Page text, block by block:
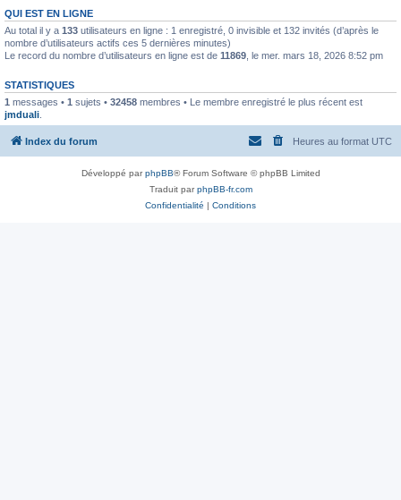
QUI EST EN LIGNE
Au total il y a 133 utilisateurs en ligne : 1 enregistré, 0 invisible et 132 invités (d’après le
nombre d’utilisateurs actifs ces 5 dernières minutes)
Le record du nombre d’utilisateurs en ligne est de 11869 , le mer. mars 18, 2026 8:52 pm
STATISTIQUES
1 messages • 1 sujets • 32458 membres • Le membre enregistré le plus récent est
jmduali
Index du forum Heures au format UTC
Développé parphpBB® Forum Software © phpBB Limited
Traduit parphpBB-fr.com
Confidentialité | Conditions